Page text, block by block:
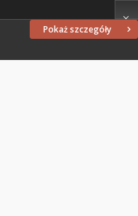
Pokaż szczegóły